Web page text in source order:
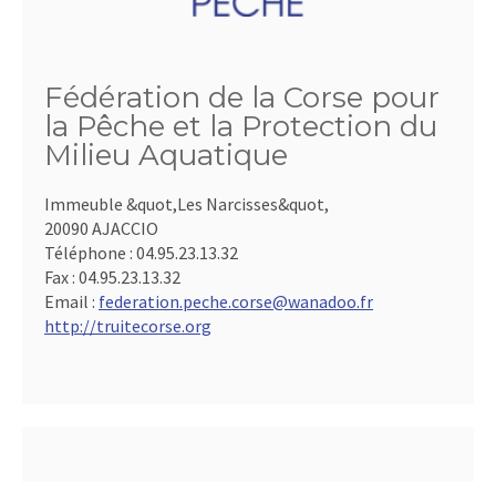
Fédération de la Corse pour
la Pêche et la Protection du
Milieu Aquatique
Immeuble &quot,Les Narcisses&quot,
20090 AJACCIO
Téléphone : 04.95.23.13.32
Fax : 04.95.23.13.32
Email : federation.peche.corse@wanadoo.fr
http://truitecorse.org